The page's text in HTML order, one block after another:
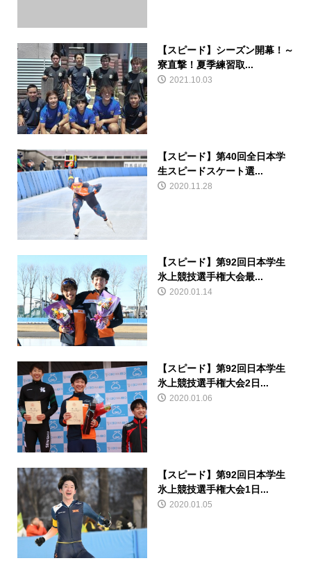
【スピード】シーズン開幕！～
寮直撃！夏季練習取...
2021.10.03
【スピード】第40回全日本学
生スピードスケート選...
2020.11.28
【スピード】第92回日本学生
氷上競技選手権大会最...
2020.01.14
【スピード】第92回日本学生
氷上競技選手権大会2日...
2020.01.06
【スピード】第92回日本学生
氷上競技選手権大会1日...
2020.01.05